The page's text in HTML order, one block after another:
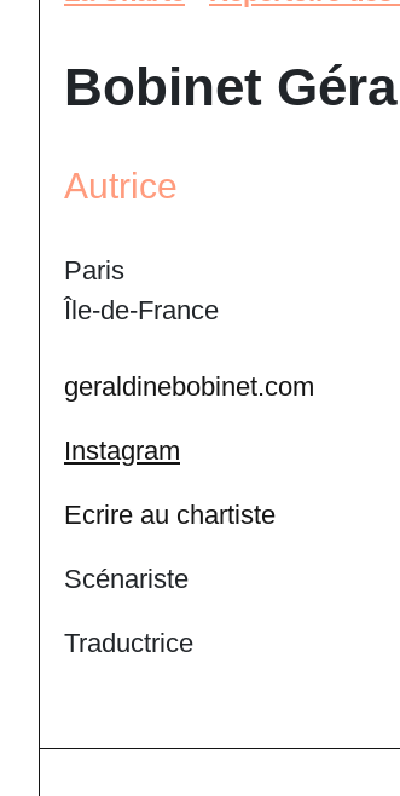
Bobinet
Autrice
Paris
Île-de-France
geraldinebobinet.com
Instagram
Ecrire au chartiste
Scénariste
Traductrice